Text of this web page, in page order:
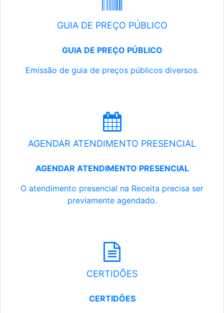
GUIA DE PREÇO PÚBLICO
GUIA DE PREÇO PÚBLICO
Emissão de guia de preços públicos diversos.
AGENDAR ATENDIMENTO PRESENCIAL
AGENDAR ATENDIMENTO PRESENCIAL
O atendimento presencial na Receita precisa ser
previamente agendado.
CERTIDÕES
CERTIDÕES